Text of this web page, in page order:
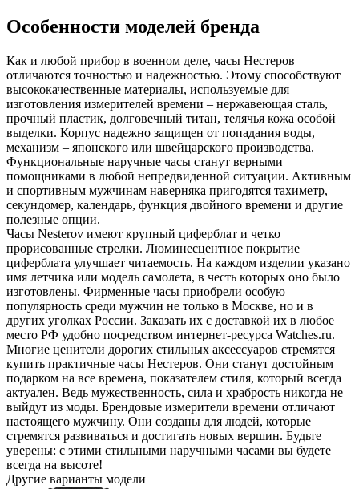
Особенности моделей бренда
Как и любой прибор в военном деле, часы Нестеров
отличаются точностью и надежностью. Этому способствуют
высококачественные материалы, используемые для
изготовления измерителей времени – нержавеющая сталь,
прочный пластик, долговечный титан, телячья кожа особой
выделки. Корпус надежно защищен от попадания воды,
механизм – японского или швейцарского производства.
Функциональные наручные часы станут верными
помощниками в любой непредвиденной ситуации. Активным
и спортивным мужчинам наверняка пригодятся тахиметр,
секундомер, календарь, функция двойного времени и другие
полезные опции.
Часы Nesterov имеют крупный циферблат и четко
прорисованные стрелки. Люминесцентное покрытие
циферблата улучшает читаемость. На каждом изделии указано
имя летчика или модель самолета, в честь которых оно было
изготовлены. Фирменные часы приобрели особую
популярность среди мужчин не только в Москве, но и в
других уголках России. Заказать их с доставкой их в любое
место РФ удобно посредством интернет-ресурса Watches.ru.
Многие ценители дорогих стильных аксессуаров стремятся
купить практичные часы Нестеров. Они станут достойным
подарком на все времена, показателем стиля, который всегда
актуален. Ведь мужественность, сила и храбрость никогда не
выйдут из моды. Брендовые измерители времени отличают
настоящего мужчину. Они созданы для людей, которые
стремятся развиваться и достигать новых вершин. Будьте
уверены: с этими стильными наручными часами вы будете
всегда на высоте!
Другие варианты модели